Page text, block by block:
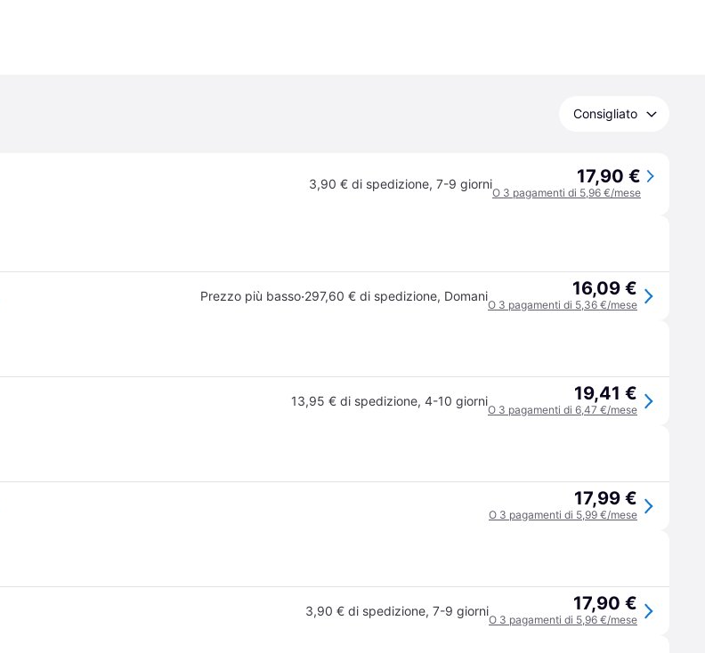
Consigliato
3,90 € di spedizione, 7-9 giorni 17,90 €
O 3 pagamenti di 5,96 €/mese
Prezzo più basso·297,60 € di spedizione, Domani 16,09 €
O 3 pagamenti di 5,36 €/mese
13,95 € di spedizione, 4-10 giorni 19,41 €
O 3 pagamenti di 6,47 €/mese
17,99 €
O 3 pagamenti di 5,99 €/mese
3,90 € di spedizione, 7-9 giorni 17,90 €
O 3 pagamenti di 5,96 €/mese